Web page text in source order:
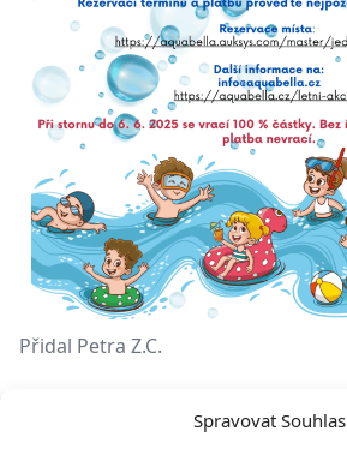
Spravovat Souhlas
Přidal Petra Z.C.